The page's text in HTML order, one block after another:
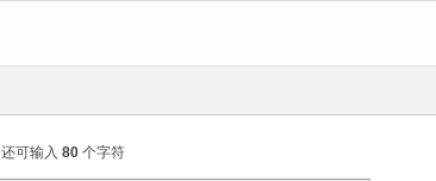
还可输入 80 个字符